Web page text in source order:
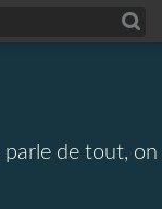
parle de tout, on